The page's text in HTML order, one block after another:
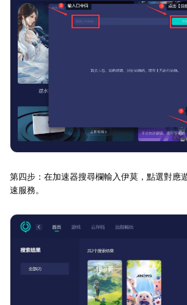
第四步：在加速器搜尋欄輸入伊莫，點選對應
速服務。